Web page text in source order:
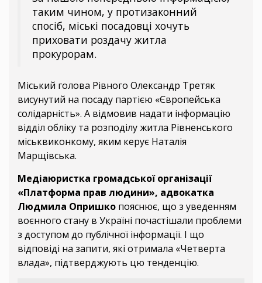
таким чином, у протизаконний
спосіб, міські посадовці хочуть
приховати роздачу житла
прокурорам.
Міський голова Рівного Олександр Третяк
висунутий на посаду партією «Європейська
солідарність». А відмовив надати інформацію
відділ обліку та розподілу житла Рівненського
міськвиконкому, яким керує Наталія
Марщівська.
Медіаюристка громадської організації
«Платформа прав людини», адвокатка
Людмила Опришко пояснює, що з уведенням
воєнного стану в Україні почастішали проблеми
з доступом до публічної інформації. І що
відповіді на запити, які отримала «Четверта
влада», підтверджують цю тенденцію.